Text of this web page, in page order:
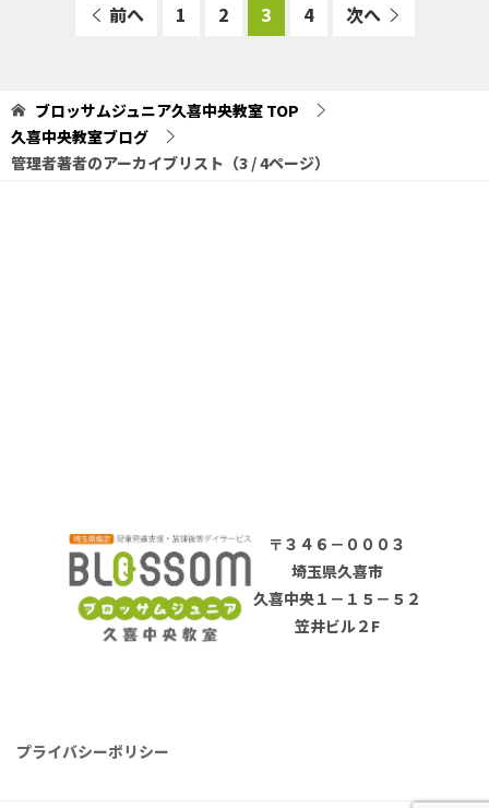
前へ 1 2 3 4 次へ
ブロッサムジュニア久喜中央教室 TOP
久喜中央教室ブログ
管理者著者のアーカイブリスト（3 / 4ページ）
〒３４６－０００３
埼玉県久喜市
久喜中央１－１５－５２
笠井ビル２F
プライバシーポリシー